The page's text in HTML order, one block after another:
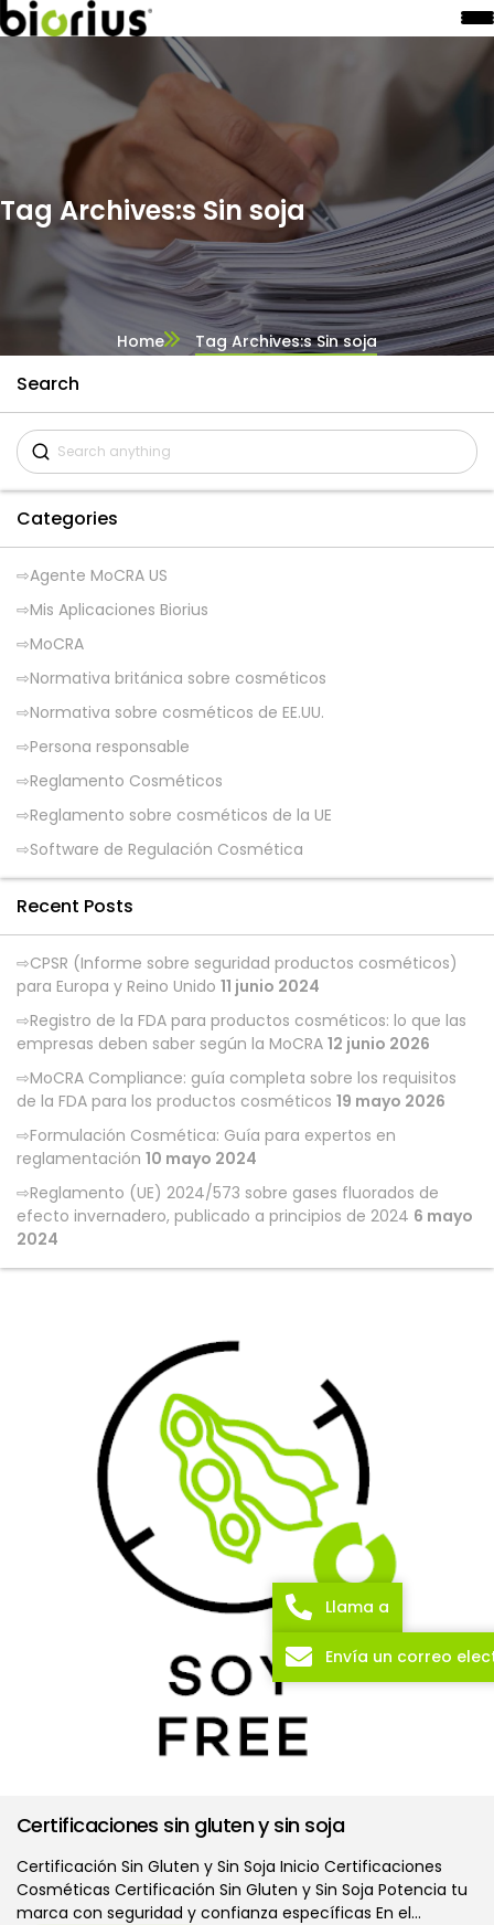
Tag Archives:s Sin soja
Home Tag Archives:s Sin soja
Certificaciones sin gluten y sin soja
Certificación Sin Gluten y Sin Soja Inicio Certificaciones
Cosméticas Certificación Sin Gluten y Sin Soja Potencia tu
marca con seguridad y confianza específicas En el…
Search
Categories
Agente MoCRA US
Mis Aplicaciones Biorius
MoCRA
Normativa británica sobre cosméticos
Normativa sobre cosméticos de EE.UU.
Persona responsable
Reglamento Cosméticos
Reglamento sobre cosméticos de la UE
Software de Regulación Cosmética
Recent Posts
CPSR (Informe sobre seguridad productos cosméticos)
para Europa y Reino Unido 11 junio 2024
Registro de la FDA para productos cosméticos: lo que las
empresas deben saber según la MoCRA 12 junio 2026
MoCRA Compliance: guía completa sobre los requisitos
de la FDA para los productos cosméticos 19 mayo 2026
Formulación Cosmética: Guía para expertos en
reglamentación 10 mayo 2024
Reglamento (UE) 2024/573 sobre gases fluorados de
efecto invernadero, publicado a principios de 2024 6 mayo
2024
Llama a
Envía un correo